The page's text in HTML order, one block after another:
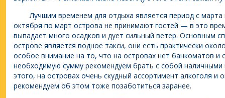
Лучшим временем для отдыха является период с марта
октября по март острова не принимают гостей — в это
выпадает много осадков и дует сильный ветер. Основным
острове является водное такси, они есть практически
особое внимание на то, что на островах нет банкоматов и
необходимую сумму рекомендуем брать с собой
этого, на островах очень скудный ассортимент алкоголя и
рекомендуем об этом тоже позаботиться заранее.